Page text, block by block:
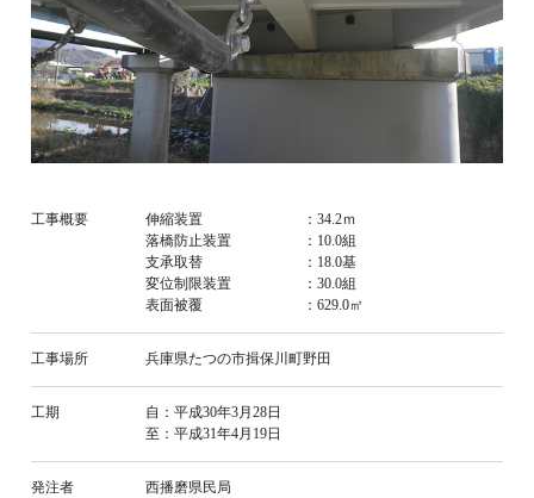
工事概要
伸縮装置 ：34.2ｍ
落橋防止装置 ：10.0組
支承取替 ：18.0基
変位制限装置 ：30.0組
表面被覆 ：629.0㎡
工事場所 兵庫県たつの市揖保川町野田
工期
自：平成30年3月28日
至：平成31年4月19日
発注者 西播磨県民局